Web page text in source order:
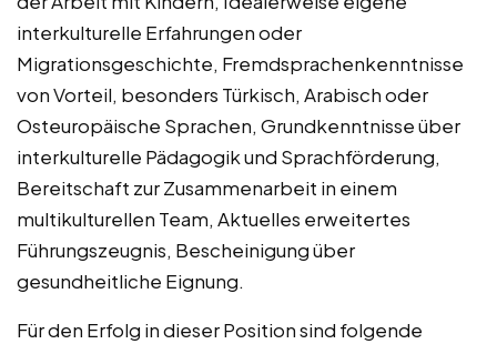
interkulturelle Erfahrungen oder
Migrationsgeschichte, Fremdsprachenkenntnisse
von Vorteil, besonders Türkisch, Arabisch oder
Osteuropäische Sprachen, Grundkenntnisse über
interkulturelle Pädagogik und Sprachförderung,
Bereitschaft zur Zusammenarbeit in einem
multikulturellen Team, Aktuelles erweitertes
Führungszeugnis, Bescheinigung über
gesundheitliche Eignung.
Für den Erfolg in dieser Position sind folgende